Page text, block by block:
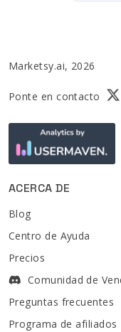
Marketsy.ai, 2026
Ponte en contacto
ACERCA DE
Blog
Centro de Ayuda
Precios
Comunidad de
Preguntas frecuentes
Programa de afiliados